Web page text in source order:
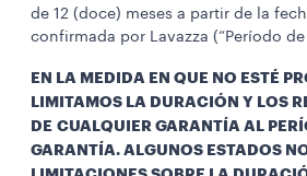
de 12 (doce) meses a partir de la
confirmada por Lavazza (“Período
EN LA MEDIDA EN QUE NO ESTÉ
LIMITAMOS LA DURACIÓN Y LOS
DE CUALQUIER GARANTÍA AL
GARANTÍA. ALGUNOS ESTADOS